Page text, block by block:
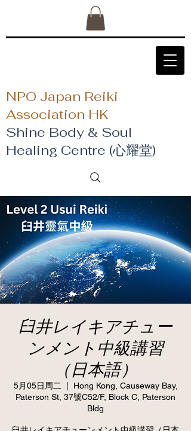
NPO Japan Reiki
Association HK
Shine Body & Soul
Healing Centre (心耀堂)
臼井レイキアチュー
ンメント中級講習
（日本語）
5月05日周二
Hong Kong, Causeway Bay,
Paterson St, 37號C52/F, Block C, Paterson
Bldg